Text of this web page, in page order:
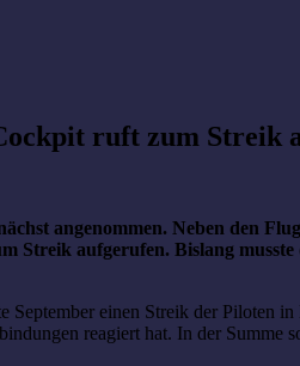
ruft zum Streik
angenommen. Neben den
aufgerufen. Bislang
einen Streik der Piloten
reagiert hat. In der Summe